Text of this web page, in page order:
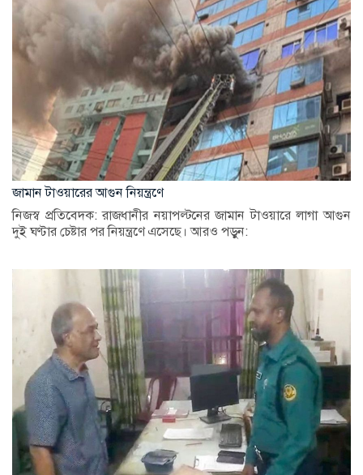
জামান টাওয়ারের আগুন নিয়ন্ত্রণে
নিজস্ব প্রতিবেদক: রাজধানীর নয়াপল্টনের জামান টাওয়ারে লাগা আগুন
দুই ঘণ্টার চেষ্টার পর নিয়ন্ত্রণে এসেছে। আরও পড়ুন: